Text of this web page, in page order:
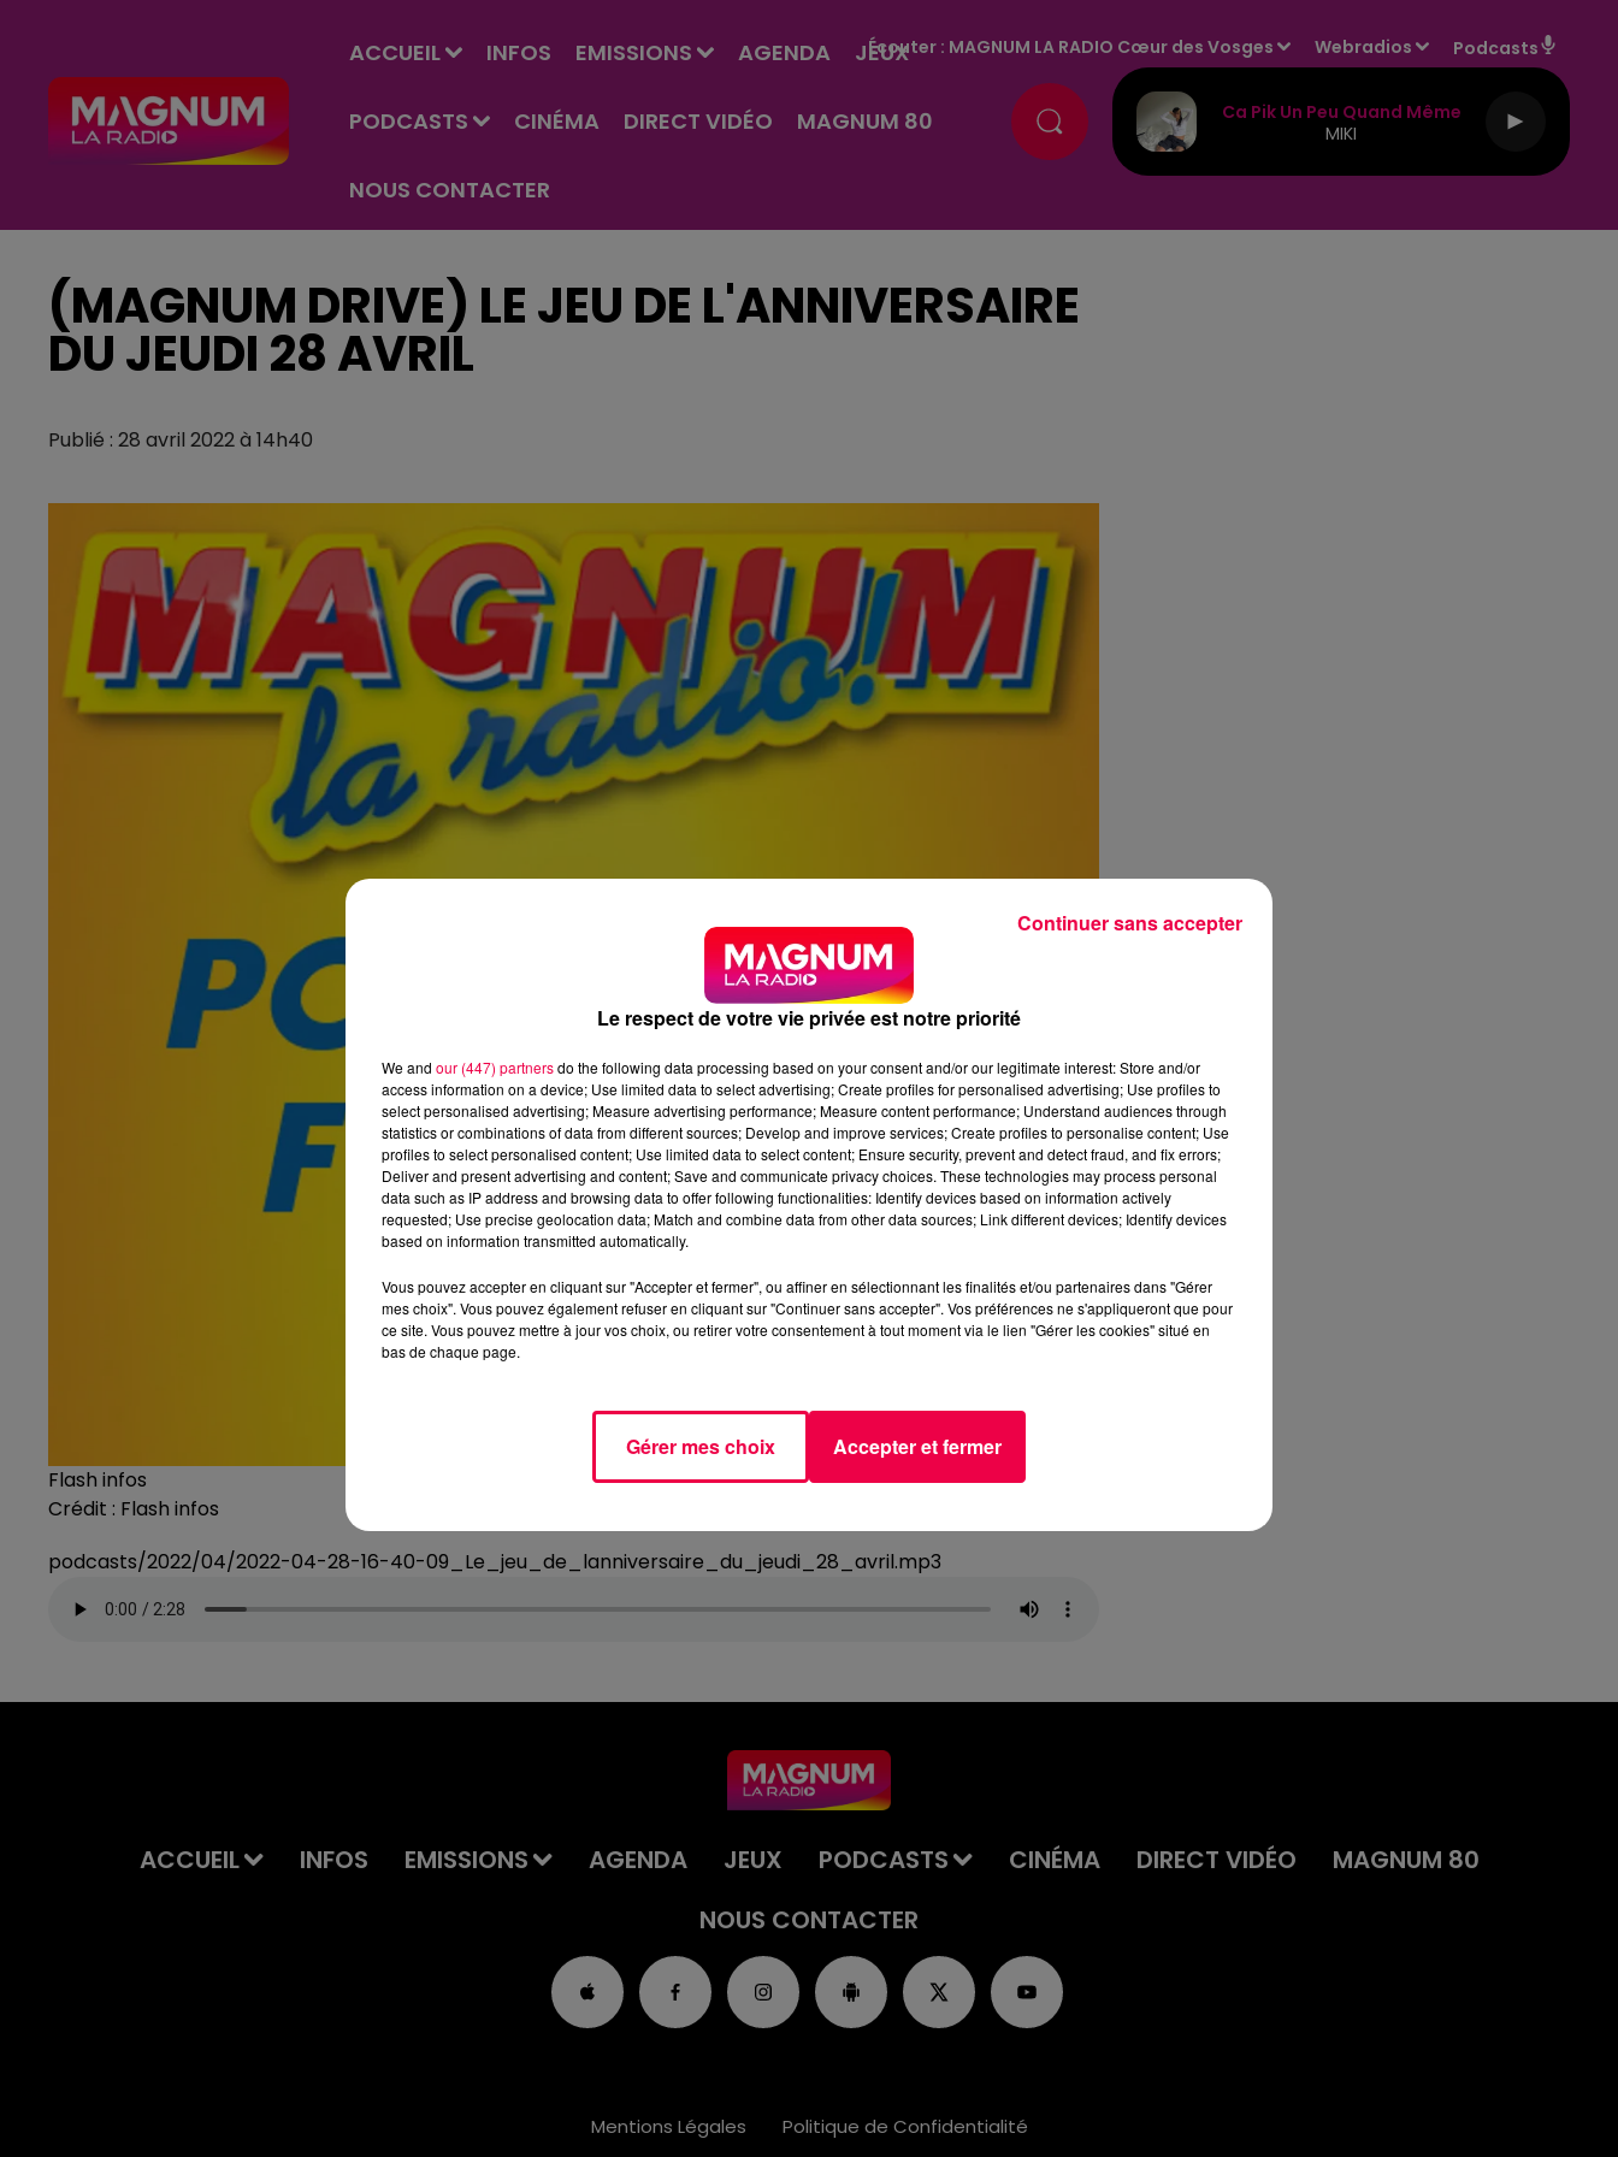
ACCUEIL INFOS EMISSIONS AGENDA JEUX
PODCASTS CINÉMA DIRECT VIDÉO MAGNUM 80
NOUS CONTACTER
Écouter : MAGNUM LA RADIO Cœur des Vosges Webradios Podcasts
Ca Pik Un Peu Quand Même
MIKI
(MAGNUM DRIVE) LE JEU DE L'ANNIVERSAIRE
DU JEUDI 28 AVRIL
Publié : 28 avril 2022 à 14h40
Flash infos
Crédit : Flash infos
podcasts/2022/04/2022-04-28-16-40-09_Le_jeu_de_lanniversaire_du_jeudi_28_avril.mp3
ACCUEIL INFOS EMISSIONS AGENDA JEUX PODCASTS CINÉMA DIRECT VIDÉO
MAGNUM 80
NOUS CONTACTER
Mentions Légales Politique de Confidentialité
Le respect de votre vie privée est notre priorité
We and our (447) partnersdo the following data processing based on your consent and/or our legitimate interest: Store and/or
access information on a device; Use limited data to select advertising; Create profiles for personalised advertising; Use profiles to
select personalised advertising; Measure advertising performance; Measure content performance; Understand audiences through
statistics or combinations of data from different sources; Develop and improve services; Create profiles to personalise content; Use
profiles to select personalised content; Use limited data to select content; Ensure security, prevent and detect fraud, and fix errors;
Deliver and present advertising and content; Save and communicate privacy choices. These technologies may process personal
data such as IP address and browsing data to offer following functionalities: Identify devices based on information actively
requested; Use precise geolocation data; Match and combine data from other data sources; Link different devices; Identify devices
based on information transmitted automatically.
Vous pouvez accepter en cliquant sur "Accepter et fermer", ou affiner en sélectionnant les finalités et/ou partenaires dans "Gérer
mes choix". Vous pouvez également refuser en cliquant sur "Continuer sans accepter". Vos préférences ne s'appliqueront que pour
ce site. Vous pouvez mettre à jour vos choix, ou retirer votre consentement à tout moment via le lien "Gérer les cookies" situé en
bas de chaque page.
Gérer mes choix Accepter et fermer
Continuer sans accepter